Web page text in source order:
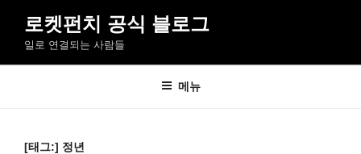
로
로켓펀치 공식 블로그
일로 연결되는 사람들
메뉴
[태그:] 정년